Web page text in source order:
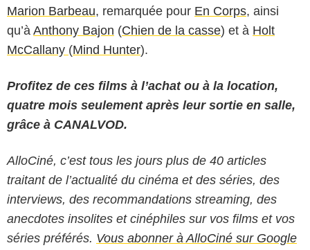
Marion Barbeau, remarquée pour En Corps, ainsi
qu’à Anthony Bajon (Chien de la casse) et à Holt
McCallany (Mind Hunter).
Profitez de ces films à l’achat ou à la location,
quatre mois seulement après leur sortie en salle,
grâce à CANALVOD.
AlloCiné, c’est tous les jours plus de 40 articles
traitant de l’actualité du cinéma et des séries, des
interviews, des recommandations streaming, des
anecdotes insolites et cinéphiles sur vos films et vos
séries préférés. Vous abonner à AlloCiné sur Google